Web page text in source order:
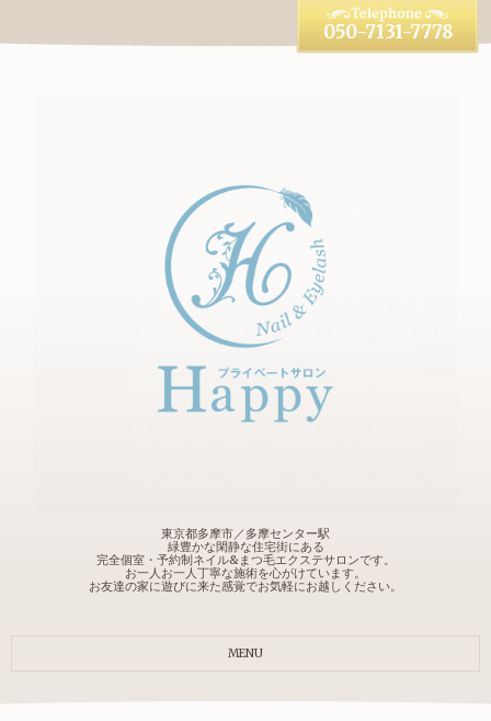
東京都多摩市／多摩センター駅
緑豊かな閑静な住宅街にある
完全個室・予約制ネイル&まつ毛エクステサロンです。
お一人お一人丁寧な施術を心がけています。
お友達の家に遊びに来た感覚でお気軽にお越しください。
050-7131-7778
MENU